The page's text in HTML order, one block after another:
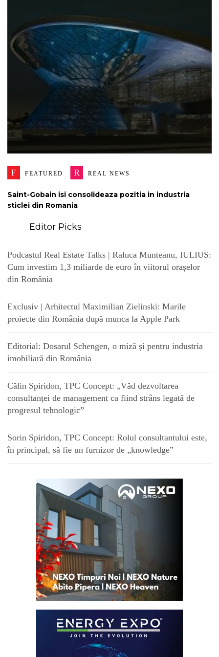
F FEATURED R REAL NEWS
Saint-Gobain isi consolideaza pozitia in industria
sticlei din Romania
Editor Picks
Podcastul Real Estate Talks | Raluca Munteanu, IULIUS:
Cum investim 1,3 miliarde de euro în viitorul orașelor
din România
Exclusiv | Arhitectul Maximilian Zielinski: Marile
proiecte din România după munca la Apple Park
Editorial: Dosarul Schengen, o miză și pentru industria
imobiliară din România
Călin Spiridon, TPC Concept: „Văd dezvoltarea
consultanței de management ca fiind strâns legată de
progresul tehnologic”
Sorin Spiridon, TPC Concept: Rolul consultantului este,
în principal, să fie un furnizor de „knowledge”